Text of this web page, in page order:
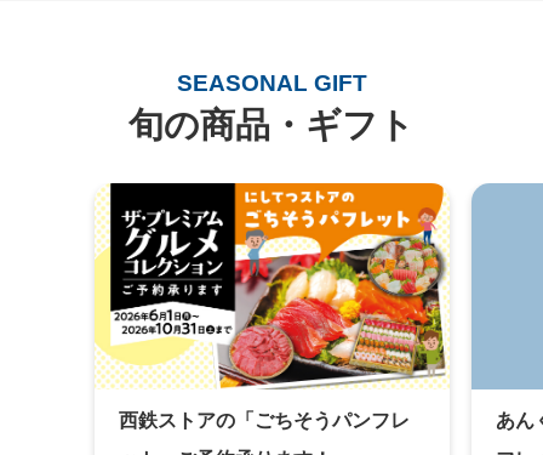
SEASONAL GIFT
旬の商品・ギフト
西鉄ストアの「ごちそうパンフレ
あん